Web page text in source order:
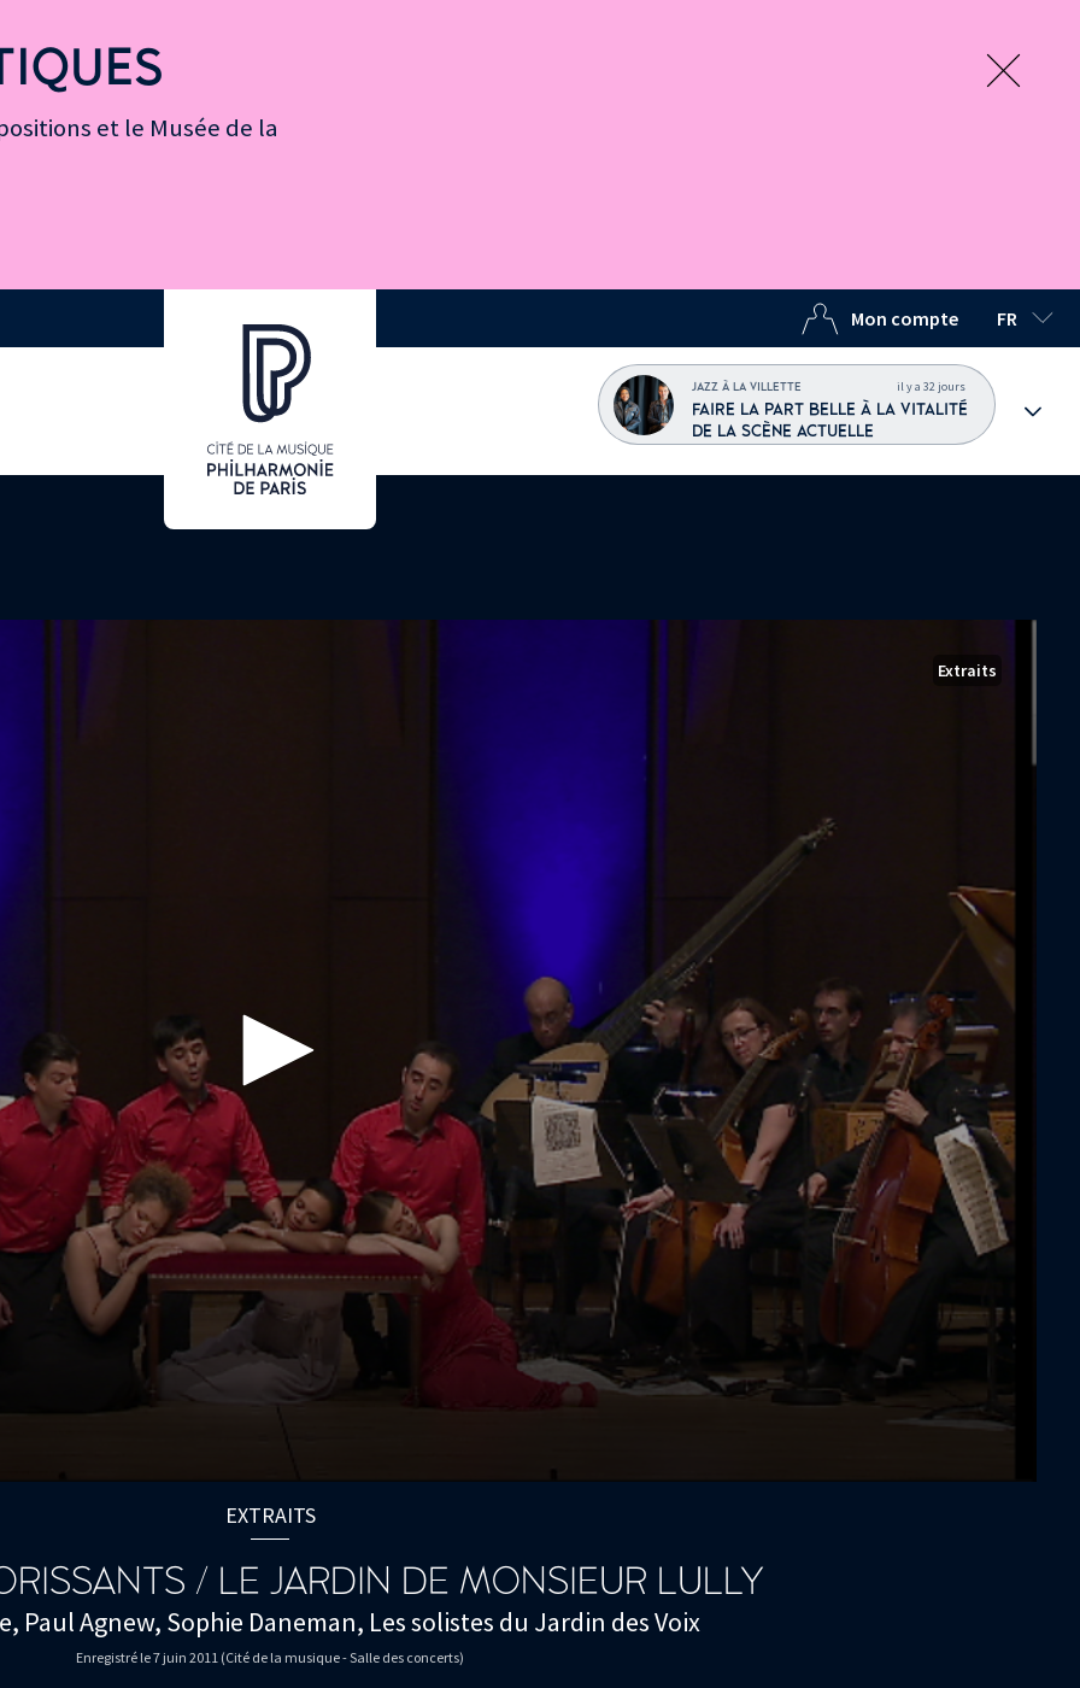
et le Musée de la
Mon compte FR
LANGUE
JAZZ À LA VILLETTE il y a 32 jours
FAIRE LA PART BELLE À LA VITALITÉ
DE LA SCÈNE ACTUELLE
Extraits
EXTRAITS
/ LE JARDIN DE MONSIEUR LULLY
Paul Agnew, Sophie Daneman, Les solistes du Jardin des Voix
Enregistré le 7 juin 2011 (Cité de la musique - Salle des concerts)